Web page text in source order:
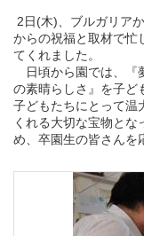
2日(木)、ブルガリア
からの祝福と取材で忙
てくれました。
日頃から園では、『
の素晴らしさ』を子ど
子どもたちにとって温
くれる大切な宝物とな
め、卒園生の皆さんを